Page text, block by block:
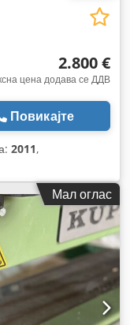
2.800 €
цена додава се ДДВ
Повикајте
2011,
Мал оглас